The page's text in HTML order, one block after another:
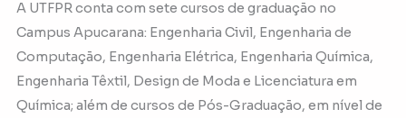
A UTFPR conta com sete cursos de graduação no
Campus Apucarana: Engenharia Civil, Engenharia de
Computação, Engenharia Elétrica, Engenharia Química,
Engenharia Têxtil, Design de Moda e Licenciatura em
Química; além de cursos de Pós-Graduação, em nível de